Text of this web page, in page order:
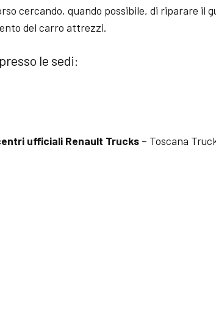
cercando, quando possibile, di riparare il
del carro attrezzi.
le sedi:
ufficiali Renault Trucks – Toscana